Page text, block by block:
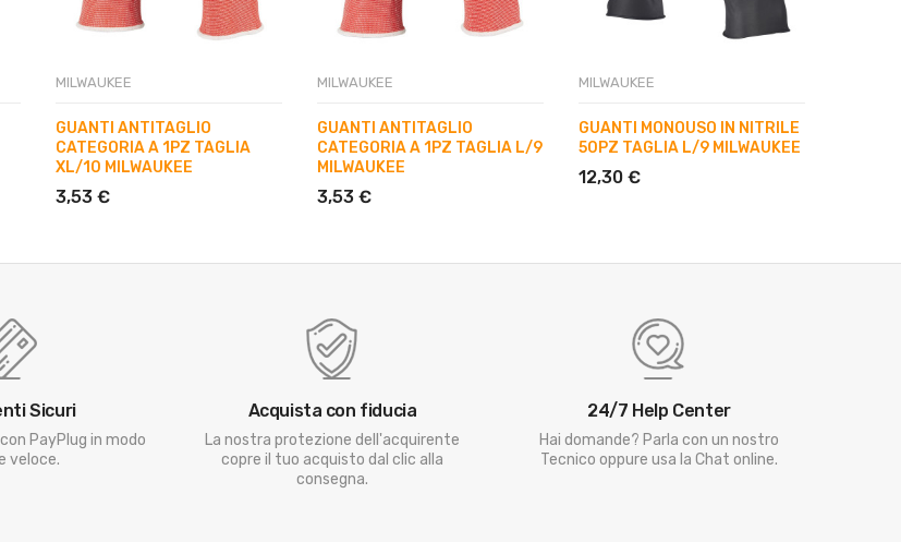
MILWAUKEE
GUANTI ANTITAGLIO
CATEGORIA A 1PZ TAGLIA
XL/10 MILWAUKEE
3,53 €
MILWAUKEE
GUANTI ANTITAGLIO
CATEGORIA A 1PZ TAGLIA L/9
MILWAUKEE
3,53 €
MILWAUKEE
GUANTI MONOUSO IN NITRILE
50PZ TAGLIA L/9 MILWAUKEE
12,30 €
Sicuri
PayPlug in modo
veloce.
Acquista con fiducia
La nostra protezione dell'acquirente
copre il tuo acquisto dal clic alla
consegna.
24/7 Help Center
Hai domande? Parla con un nostro
Tecnico oppure usa la Chat online.